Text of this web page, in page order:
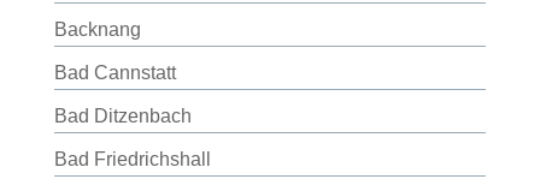
Backnang
Bad Cannstatt
Bad Ditzenbach
Bad Friedrichshall